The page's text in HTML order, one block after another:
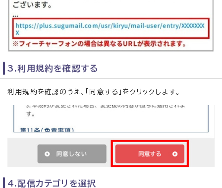
3.利用規約を確認する
利用規約を確認のうえ、「同意する」をクリックします。
4.配信カテゴリを選択